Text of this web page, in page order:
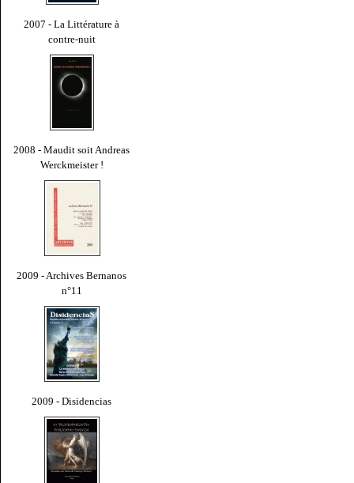
2007 - La Littérature à
contre-nuit
2008 - Maudit soit Andreas
Werckmeister !
2009 - Archives Bernanos
n°11
2009 - Disidencias